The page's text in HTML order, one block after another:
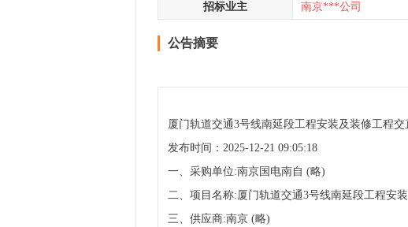
招标业主 南京***公司
公告摘要
厦门轨道交通3号线南延段工程安装及装修工程
发布时间：2025-12-21 09:05:18
一、采购单位:南京国电南自 (略)
二、项目名称:厦门轨道交通3号线南延段工程安
三、供应商:南京 (略)